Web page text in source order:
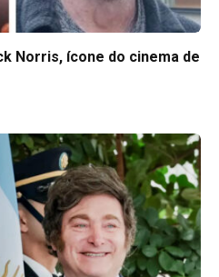
Norris, ícone do cinema de